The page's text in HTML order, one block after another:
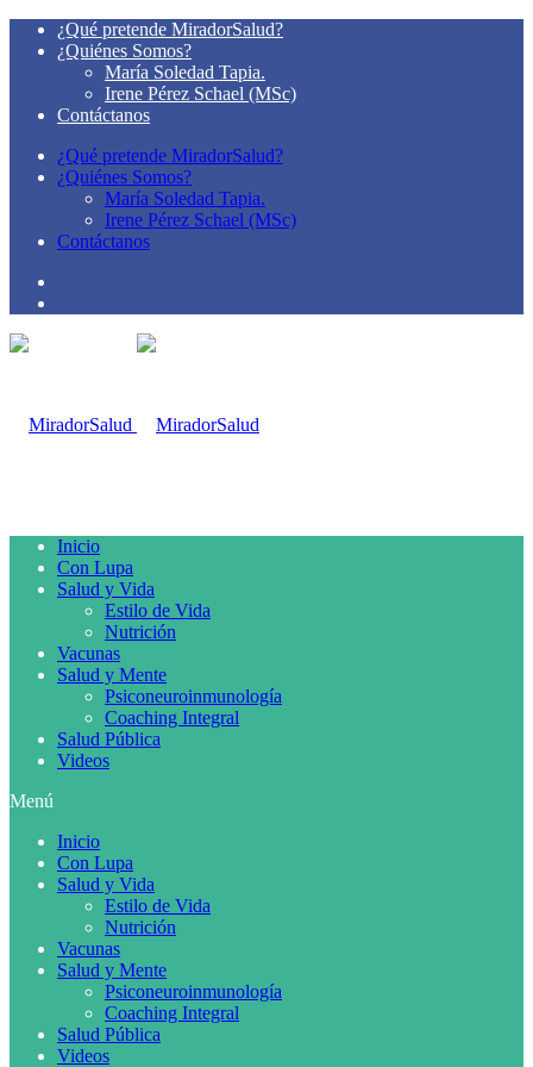
¿Qué pretende MiradorSalud?
¿Quiénes Somos?
María Soledad Tapia.
Irene Pérez Schael (MSc)
Contáctanos
¿Qué pretende MiradorSalud?
¿Quiénes Somos?
María Soledad Tapia.
Irene Pérez Schael (MSc)
Contáctanos
Inicio
Con Lupa
Salud y Vida
Estilo de Vida
Nutrición
Vacunas
Salud y Mente
Psiconeuroinmunología
Coaching Integral
Salud Pública
Videos
Menú
Inicio
Con Lupa
Salud y Vida
Estilo de Vida
Nutrición
Vacunas
Salud y Mente
Psiconeuroinmunología
Coaching Integral
Salud Pública
Videos